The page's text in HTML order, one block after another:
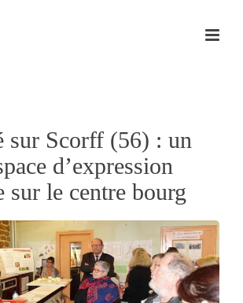
sur Scorff (56) : un
d’expression
sur le centre bourg